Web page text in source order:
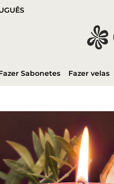
Sabonetes Fazer velas